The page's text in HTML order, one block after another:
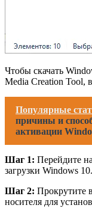
Чтобы скачать
Media Creation
Популярные
причины и
активации
Шаг 1: Перейдите
загрузки Windows 10.
Шаг 2: Прокрутите
носителя для